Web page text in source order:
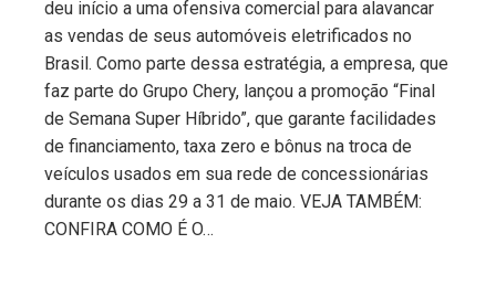
deu início a uma ofensiva comercial para alavancar
as vendas de seus automóveis eletrificados no
Brasil. Como parte dessa estratégia, a empresa, que
faz parte do Grupo Chery, lançou a promoção “Final
de Semana Super Híbrido”, que garante facilidades
de financiamento, taxa zero e bônus na troca de
veículos usados em sua rede de concessionárias
durante os dias 29 a 31 de maio. VEJA TAMBÉM:
CONFIRA COMO É O…